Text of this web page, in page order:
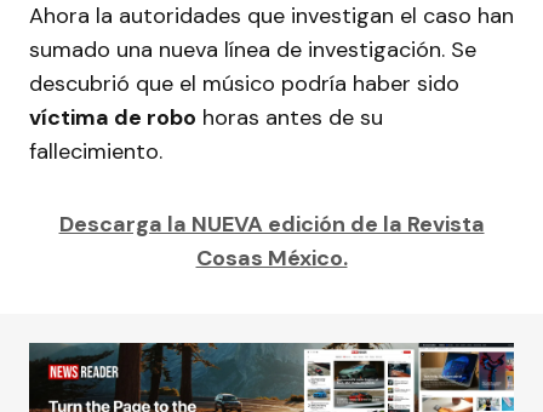
Ahora la autoridades que investigan el caso han
sumado una nueva línea de investigación. Se
descubrió que el músico podría haber sido
víctima de robo horas antes de su
fallecimiento.
Descarga la NUEVA edición de la Revista
Cosas México.